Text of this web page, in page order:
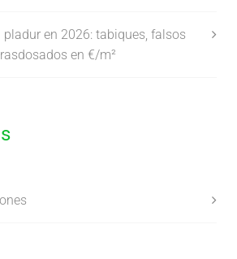
pladur en 2026: tabiques, falsos
en €/m²